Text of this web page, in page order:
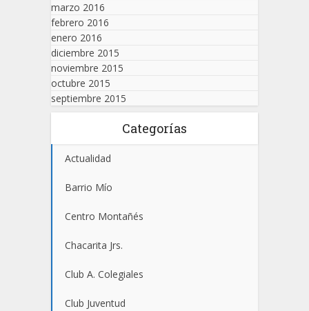
marzo 2016
febrero 2016
enero 2016
diciembre 2015
noviembre 2015
octubre 2015
septiembre 2015
Categorías
Actualidad
Barrio Mío
Centro Montañés
Chacarita Jrs.
Club A. Colegiales
Club Juventud